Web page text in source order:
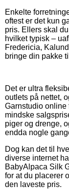
Enkelte
oftest er det kun
pris. Ellers skal
hvilket typisk –
Fredericia,
bringe din pakke
Det er ultra
outlets på nettet,
Garnstudio
mindske
piger og drenge,
endda nogle
Dog kan det til
diverse internet
BabyAlpaca Silk
for at du placerer
den laveste pris.